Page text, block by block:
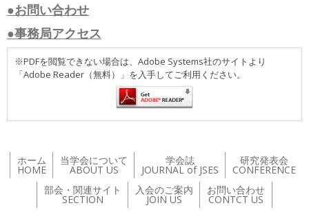
●お問い合わせ
●事務局アクセス
※PDFを閲覧できない場合は、Adobe Systems社のサイトより
「Adobe Reader（無料）」を入手してご利用ください。
ホーム
HOME
当学会について
ABOUT US
学会誌
JOURNAL of JSES
研究発表会
CONFERENCE
部会・関連サイト
SECTION
入会のご案内
JOIN US
お問い合わせ
CONTCT US